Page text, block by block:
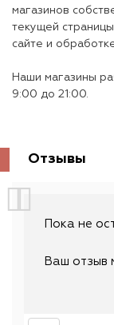
магазинов
текущей
сайте и
Наши магазины
9:00 до 21:00.
Отзывы
Пока не
Ваш отзыв